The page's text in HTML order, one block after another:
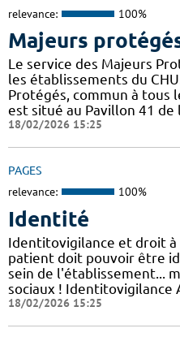
relevance: 100%
Majeurs
Le service des Majeurs
les établissements du
Protégés, commun à tous
est situé au Pavillon 41 de
18/02/2026 15:25
PAGES
relevance: 100%
Identité
Identitovigilance et droit
patient doit pouvoir être
sein de l'établissement...
sociaux ! Identitovigilance
18/02/2026 15:25